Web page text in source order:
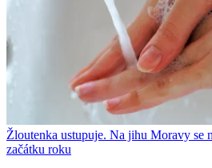
Žloutenka ustupuje. Na jihu Moravy se
začátku roku